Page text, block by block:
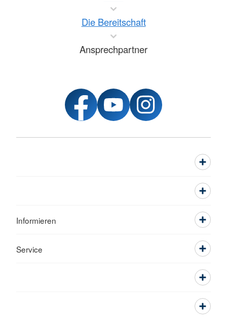
Die Bereitschaft
Ansprechpartner
Informieren
Service